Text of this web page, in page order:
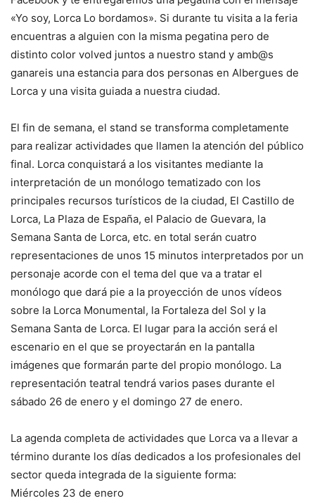
«Yo soy, Lorca Lo bordamos». Si durante tu visita a la feria
encuentras a alguien con la misma pegatina pero de
distinto color volved juntos a nuestro stand y amb@s
ganareis una estancia para dos personas en Albergues de
Lorca y una visita guiada a nuestra ciudad.
El fin de semana, el stand se transforma completamente
para realizar actividades que llamen la atención del público
final. Lorca conquistará a los visitantes mediante la
interpretación de un monólogo tematizado con los
principales recursos turísticos de la ciudad, El Castillo de
Lorca, La Plaza de España, el Palacio de Guevara, la
Semana Santa de Lorca, etc. en total serán cuatro
representaciones de unos 15 minutos interpretados por un
personaje acorde con el tema del que va a tratar el
monólogo que dará pie a la proyección de unos vídeos
sobre la Lorca Monumental, la Fortaleza del Sol y la
Semana Santa de Lorca. El lugar para la acción será el
escenario en el que se proyectarán en la pantalla
imágenes que formarán parte del propio monólogo. La
representación teatral tendrá varios pases durante el
sábado 26 de enero y el domingo 27 de enero.
La agenda completa de actividades que Lorca va a llevar a
término durante los días dedicados a los profesionales del
sector queda integrada de la siguiente forma:
Miércoles 23 de enero